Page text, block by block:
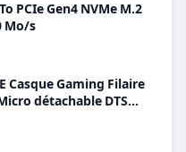
PCIe Gen4 NVMe M.2
Mo/s
Casque Gaming Filaire
détachable DTS